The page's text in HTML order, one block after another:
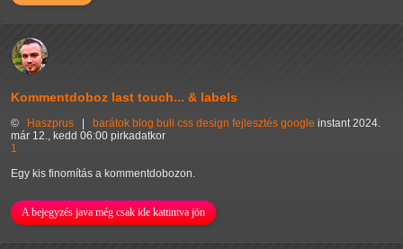
Kommentdoboz last touch... & labels
© Haszprus | barátok blog buli css design fejlesztés google instant 2024.
már 12., kedd 06:00 pirkadatkor
1
Egy kis finomítás a kommentdobozon.
A bejegyzés java még csak ide kattintva jön